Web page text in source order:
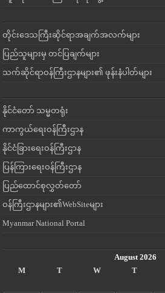
တိုင်းဒေသကြီးဆိုင်ရာအချက်အလက်များ
ပြည်သူများမှ တင်ပြချက်များ
သက်ဆိုင်ရာဝန်ကြီးဌာနများ၏ ဖုန်းနံပါတ်များ
နိုင်ငံတော် သမ္မတရုံး
ကာကွယ်ရေးဝန်ကြီးဌာန
နိုင်ငံခြားရေးဝန်ကြီးဌာန
ပြန်ကြားရေးဝန်ကြီးဌာန
ပြည်ထောင်စုလွှတ်တော်
ဝန်ကြီးဌာနများ၏WebSiteများ
Myanmar National Portal
August 2026
M
T W T